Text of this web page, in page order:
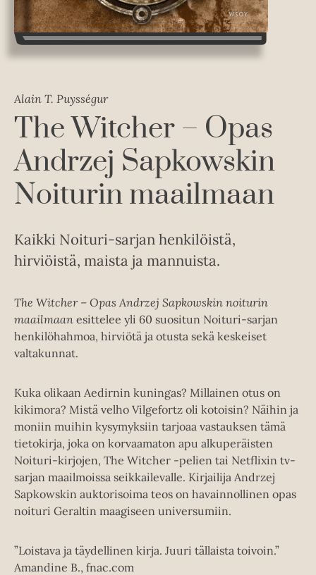
Alain T. Puysségur
The Witcher – Opas
Andrzej Sapkowskin
Noiturin maailmaan
Kaikki Noituri-sarjan henkilöistä,
hirviöistä, maista ja mannuista.
The Witcher – Opas Andrzej Sapkowskin noiturin
maailmaan esittelee yli 60 suositun Noituri-sarjan
henkilöhahmoa, hirviötä ja otusta sekä keskeiset
valtakunnat.
Kuka olikaan Aedirnin kuningas? Millainen otus on
kikimora? Mistä velho Vilgefortz oli kotoisin? Näihin ja
moniin muihin kysymyksiin tarjoaa vastauksen tämä
tietokirja, joka on korvaamaton apu alkuperäisten
Noituri-kirjojen, The Witcher -pelien tai Netflixin tv-
sarjan maailmoissa seikkailevalle. Kirjailija Andrzej
Sapkowskin auktorisoima teos on havainnollinen opas
noituri Geraltin maagiseen universumiin.
”Loistava ja täydellinen kirja. Juuri tällaista toivoin.”
Amandine B., fnac.com